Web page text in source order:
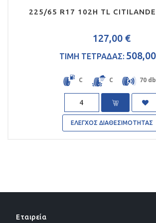
225/65 R17 102H TL
127,00 €
ΤΙΜΗ ΤΕΤΡΑΔΑΣ:
C C 70 db
Quantity
ΕΛΕΓΧΟΣ ΔΙΑΘΕΣΙΜΟΤΗΤΑΣ
Εταιρεία